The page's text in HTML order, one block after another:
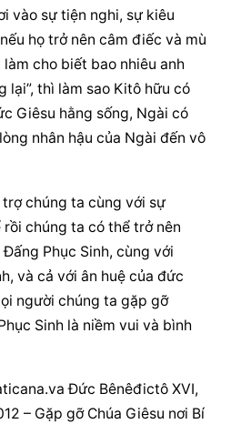
vào sự tiện nghi, sự kiêu
họ trở nên câm điếc và mù
cho biết bao nhiêu anh
lại”, thì làm sao Kitô hữu có
Giêsu hằng sống, Ngài có
nhân hậu của Ngài đến vô
chúng ta cùng với sự
chúng ta có thể trở nên
Đấng Phục Sinh, cùng với
và cả với ân huệ của đức
người chúng ta gặp gỡ
Sinh là niềm vui và bình
Đức Bênêđictô XVI,
– Gặp gỡ Chúa Giêsu nơi Bí